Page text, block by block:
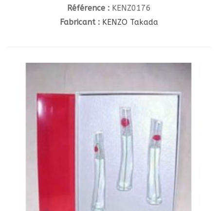
Référence : KENZ0176
Fabricant : KENZO Takada